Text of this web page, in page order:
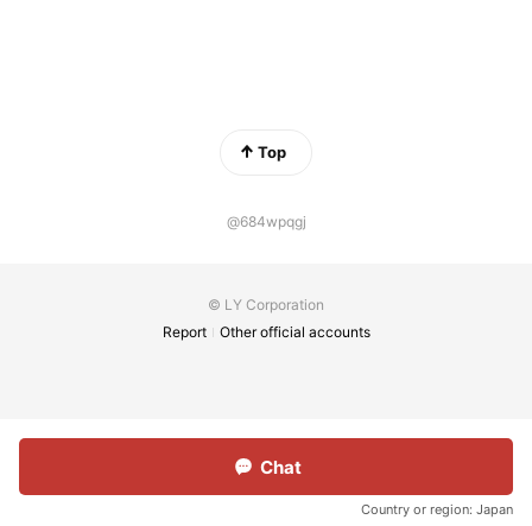
Top
@684wpqgj
© LY Corporation
Report
Other official accounts
Chat
Country or region: Japan